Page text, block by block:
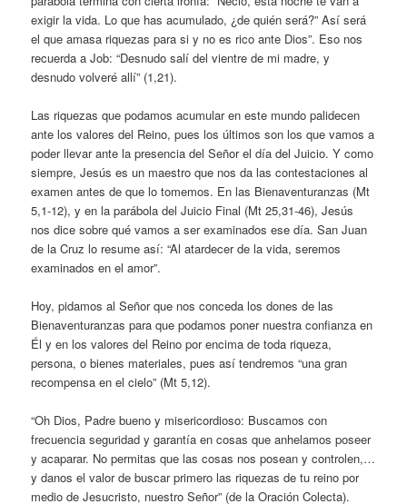
exigir la vida. Lo que has acumulado, ¿de quién será?” Así será
el que amasa riquezas para si y no es rico ante Dios”. Eso nos
recuerda a Job: “Desnudo salí del vientre de mi madre, y
desnudo volveré allí” (1,21).
Las riquezas que podamos acumular en este mundo palidecen
ante los valores del Reino, pues los últimos son los que vamos a
poder llevar ante la presencia del Señor el día del Juicio. Y como
siempre, Jesús es un maestro que nos da las contestaciones al
examen antes de que lo tomemos. En las Bienaventuranzas (Mt
5,1-12), y en la parábola del Juicio Final (Mt 25,31-46), Jesús
nos dice sobre qué vamos a ser examinados ese día. San Juan
de la Cruz lo resume así: “Al atardecer de la vida, seremos
examinados en el amor”.
Hoy, pidamos al Señor que nos conceda los dones de las
Bienaventuranzas para que podamos poner nuestra confianza en
Él y en los valores del Reino por encima de toda riqueza,
persona, o bienes materiales, pues así tendremos “una gran
recompensa en el cielo” (Mt 5,12).
“Oh Dios, Padre bueno y misericordioso: Buscamos con
frecuencia seguridad y garantía en cosas que anhelamos poseer
y acaparar. No permitas que las cosas nos posean y controlen,…
y danos el valor de buscar primero las riquezas de tu reino por
medio de Jesucristo, nuestro Señor” (de la Oración Colecta).